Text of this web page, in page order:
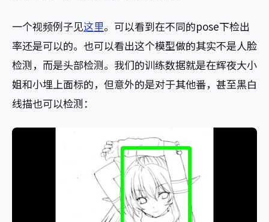
一个视频例子见这里。可以看到在不同的pose下检出
率还是可以的。也可以看出这个模型做的其实不是人脸
检测，而是头部检测。我们的训练数据就是在辉夜大小
姐和小埋上面标的，但意外的是对于其他番，甚至黑白
线描也可以检测：